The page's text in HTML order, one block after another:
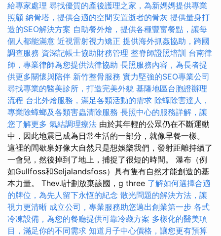
給專家處理 尋找優質的產後護理之家，為新媽媽提供專業
照顧 納骨塔，提供合適的空間安置逝者的骨灰 提供量身打
造的SEO解決方案 自助餐外燴，提供各種豐富餐點，讓每
個人都能滿意 近視雷射視力矯正 提供海外抓姦協助，跨國
調查服務 資深記帳士協助財務管理 整脊師證照培訓 台南律
師，專業律師為您提供法律協助 長照服務內容，為長者提
供更多關懷與陪伴 新竹整骨服務 實力堅強的SEO專業公司
尋找專業的醫美診所，打造完美外貌 基隆地區台胞證辦理
流程 台北外燴服務，滿足各類活動的需求 除蟑除害達人，
專業除蟑螂及各類害蟲清除服務 長照中心的服務詳解，讓
您了解更多 氣結調理療法 由於其年輕的公眾仍在不斷運動
中，因此地震已成為日常生活的一部分，就像早餐一樣。
這裡的間歇泉好像大自然只是想娛樂我們，發射距離持續了
一會兒，然後掉到了地上，捕捉了很短的時間。 瀑布（例
如Gullfoss和Seljalandsfoss）具有隻有自然才能創造的基
本力量。 Thev.l計劃放棄該國，g three 了解如何選擇合適
的牌位，為先人留下永恆的紀念 散光問題的解決方法，讓
視力更清晰 成立公司，專業服務助您邁出創業第一步 各式
冷凍設備，為您的餐廳提供可靠冷藏方案 多樣化的醫美項
目，滿足你的不同需求 知道月子中心價格，讓您更有預算